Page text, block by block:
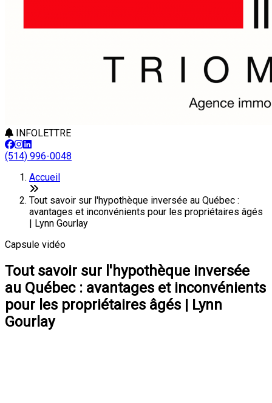
INFOLETTRE
(514) 996-0048
Accueil
Tout savoir sur l'hypothèque inversée au Québec :
avantages et inconvénients pour les propriétaires âgés
| Lynn Gourlay
Capsule vidéo
Tout savoir sur l'hypothèque inversée
au Québec : avantages et inconvénients
pour les propriétaires âgés | Lynn
Gourlay